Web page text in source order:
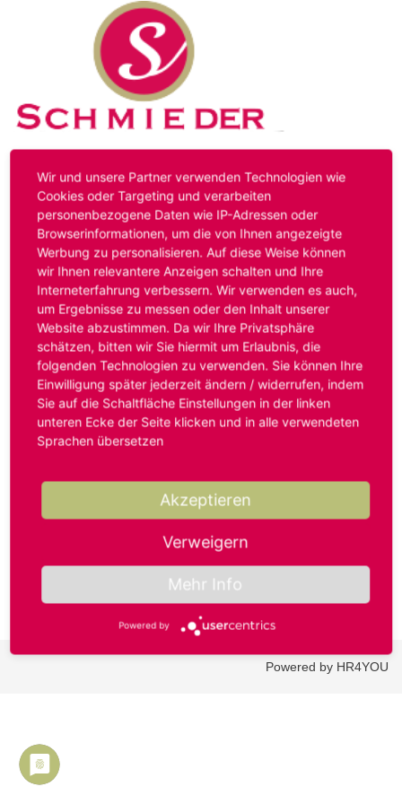
Kontakt Impressum Datenschutz
Hinweis:Das von ihnen aufgerufene Stellenangebot ist
bereits ausgelaufen. Alternative Stellenanzeigen finden
Sie unter:
www.schmieder-personal.de/stellenangebote
Oder Sie bewerben sich
initiativund wir suchen für Sie
passende Stellenangebote.
Anmelden
Benutzername oder E-Mail-Adresse*
Passwort*
Powered by HR4YOU
Wir und unsere Partner verwenden Technologien wie
Cookies oder Targeting und verarbeiten
personenbezogene Daten wie IP-Adressen oder
Browserinformationen, um die von Ihnen angezeigte
Werbung zu personalisieren. Auf diese Weise können
wir Ihnen relevantere Anzeigen schalten und Ihre
Interneterfahrung verbessern. Wir verwenden es auch,
um Ergebnisse zu messen oder den Inhalt unserer
Website abzustimmen. Da wir Ihre Privatsphäre
schätzen, bitten wir Sie hiermit um Erlaubnis, die
folgenden Technologien zu verwenden. Sie können Ihre
Einwilligung später jederzeit ändern / widerrufen, indem
Sie auf die Schaltfläche Einstellungen in der linken
unteren Ecke der Seite klicken und in alle verwendeten
Sprachen übersetzen
Akzeptieren
Verweigern
Mehr Info
Powered by